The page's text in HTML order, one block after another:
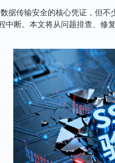
据传输安全的核心凭证，但
断。本文将从问题排查、